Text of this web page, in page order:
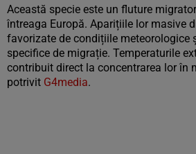
Această specie este un fluture
întreaga Europă. Aparițiile lor masive
favorizate de condițiile meteorologice
specifice de migrație. Temperaturile
contribuit direct la concentrarea lor în
potrivit G4media.